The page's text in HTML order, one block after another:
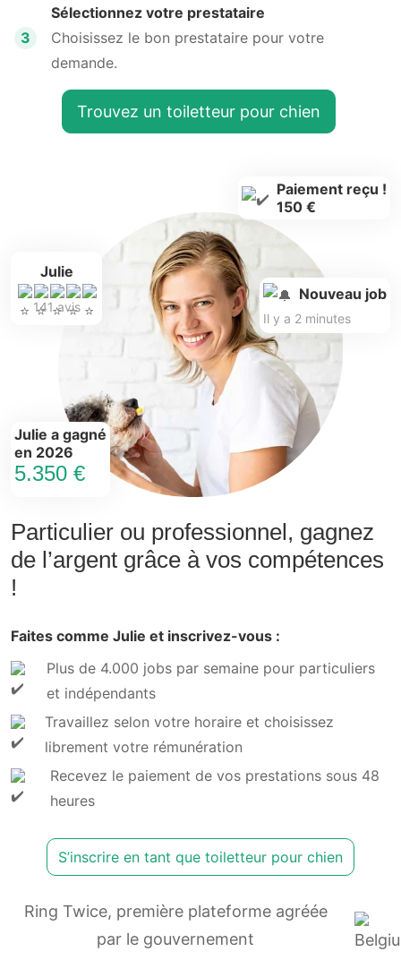
3
Sélectionnez votre prestataire
Choisissez le bon prestataire pour votre
demande.
Trouvez un toiletteur pour chien
Particulier ou professionnel, gagnez
de l’argent grâce à vos compétences
!
Faites comme Julie et inscrivez-vous :
Plus de 4.000 jobs par semaine pour particuliers
et indépendants
Travaillez selon votre horaire et choisissez
librement votre rémunération
Recevez le paiement de vos prestations sous 48
heures
S’inscrire en tant que toiletteur pour chien
Julie
141 avis
Julie a gagné
en 2026
5.350 €
Paiement reçu !
150 €
Nouveau job
Il y a 2 minutes
Ring Twice, première plateforme agréée
par le gouvernement